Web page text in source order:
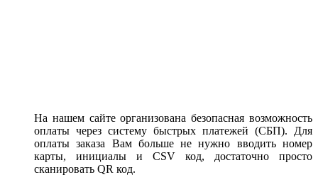
На нашем сайте организована безопасная возможность
оплаты через систему быстрых платежей (СБП). Для
оплаты заказа Вам больше не нужно вводить номер
карты, инициалы и CSV код, достаточно просто
сканировать QR код.